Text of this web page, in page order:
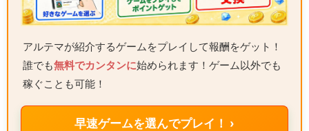
アルテマが紹介するゲームをプレイして報酬をゲット！
誰でも無料でカンタンに始められます！ゲーム以外でも
稼ぐことも可能！
早速ゲームを選んでプレイ！ ›